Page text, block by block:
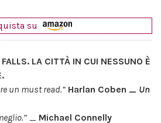
su
LA CITTÀ IN CUI NESSUNO È
un must read.” Harlan Coben _ Un
_ Michael Connelly